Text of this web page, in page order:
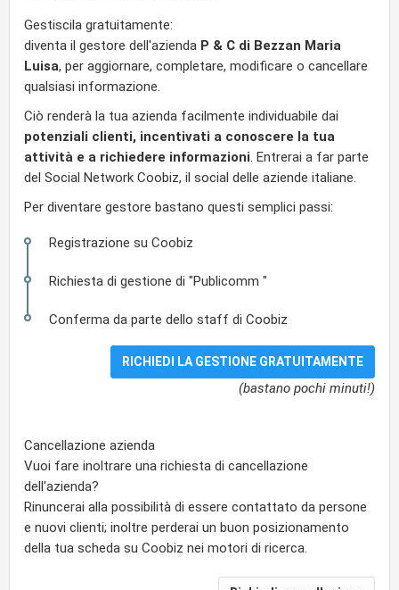
Gestiscila gratuitamente:
diventa il gestore dell'azienda P & C di Bezzan Maria
Luisa, per aggiornare, completare, modificare o cancellare
qualsiasi informazione.
Ciò renderà la tua azienda facilmente individuabile dai
potenziali clienti, incentivati a conoscere la tua
attività e a richiedere informazioni. Entrerai a far parte
del Social Network Coobiz, il social delle aziende italiane.
Per diventare gestore bastano questi semplici passi:
Registrazione su Coobiz
Richiesta di gestione di "Publicomm "
Conferma da parte dello staff di Coobiz
(bastano pochi minuti!)
Cancellazione azienda
Vuoi fare inoltrare una richiesta di cancellazione
dell'azienda?
Rinuncerai alla possibilità di essere contattato da persone
e nuovi clienti; inoltre perderai un buon posizionamento
della tua scheda su Coobiz nei motori di ricerca.